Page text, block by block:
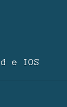
e IOS